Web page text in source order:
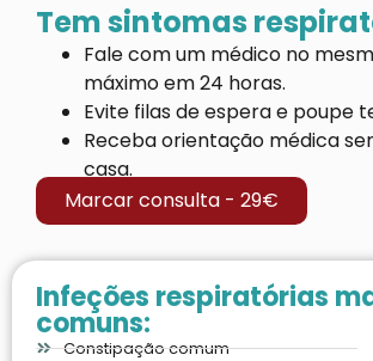
Tem sintomas
Fale com um médico no
máximo em 24 horas.
Evite filas de espera e poupe
Receba orientação médica
casa.
Marcar consulta - 29€
Infeções respiratórias
comuns:
Constipação comum